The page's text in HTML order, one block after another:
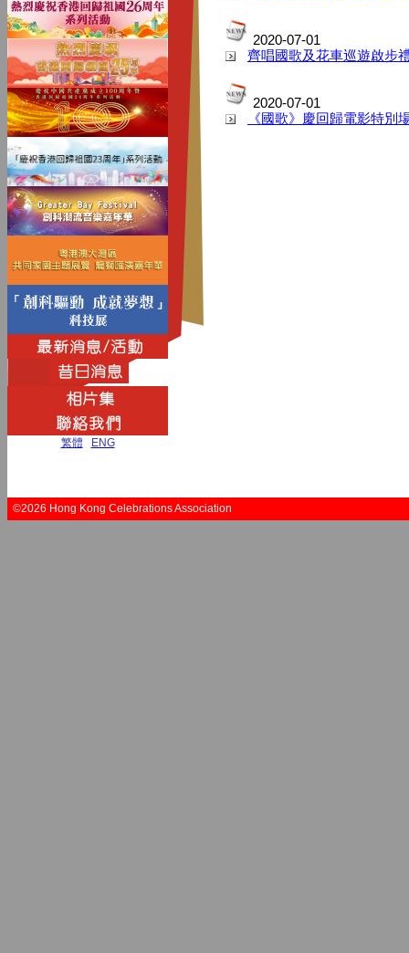
繁體 ENG
2020-07-01
齊唱國歌及花車巡遊啟步
2020-07-01
《國歌》慶回歸電影特別
©2026 Hong Kong Celebrations Association